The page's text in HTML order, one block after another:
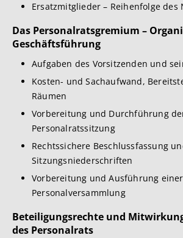
Ersatzmitglieder – Reihenfolge des
Das Personalratsgremium –
Geschäftsführung
Aufgaben des Vorsitzenden und
Kosten- und Sachaufwand,
Räumen
Vorbereitung und Durchführung
Personalratssitzung
Rechtssichere Beschlussfassung
Sitzungsniederschriften
Vorbereitung und Ausführung einer
Personalversammlung
Beteiligungsrechte und
des Personalrats